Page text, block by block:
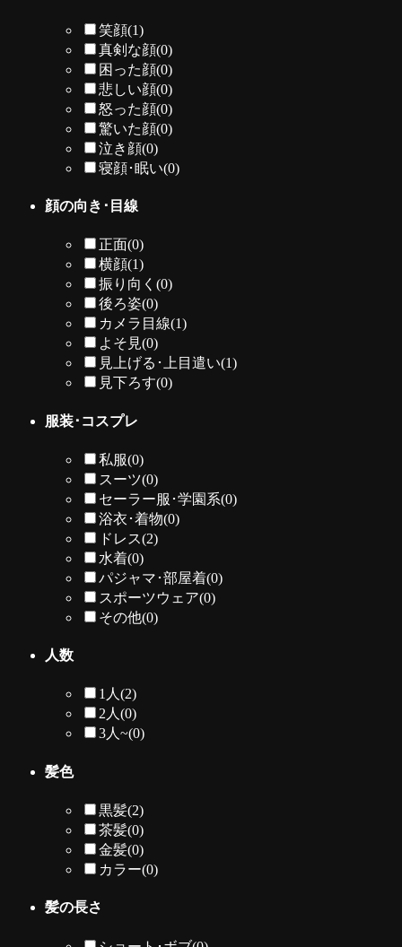
笑顔(1)
真剣な顔(0)
困った顔(0)
悲しい顔(0)
怒った顔(0)
驚いた顔(0)
泣き顔(0)
寝顔･眠い(0)
顔の向き･目線
正面(0)
横顔(1)
振り向く(0)
後ろ姿(0)
カメラ目線(1)
よそ見(0)
見上げる･上目遣い(1)
見下ろす(0)
服装･コスプレ
私服(0)
スーツ(0)
セーラー服･学園系(0)
浴衣･着物(0)
ドレス(2)
水着(0)
パジャマ･部屋着(0)
スポーツウェア(0)
その他(0)
人数
1人(2)
2人(0)
3人~(0)
髪色
黒髪(2)
茶髪(0)
金髪(0)
カラー(0)
髪の長さ